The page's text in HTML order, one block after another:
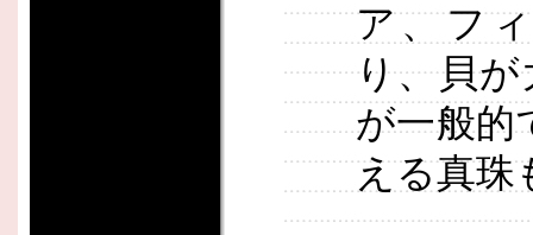
ア、フ
り、貝が
が一般的
える真珠